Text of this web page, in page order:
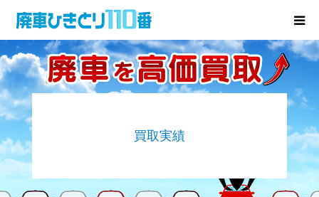
買取実績
廃車･事故車の買取
お役立ち情報